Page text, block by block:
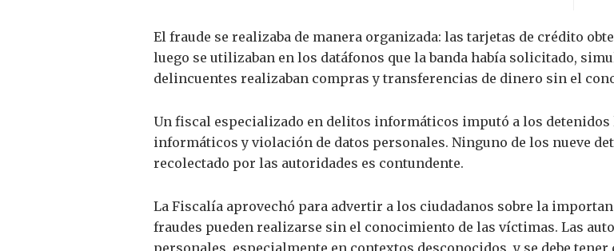
El fraude se realizaba de manera organizada: las tarjetas de crédito
luego se utilizaban en los datáfonos que la banda había solicitado,
delincuentes realizaban compras y transferencias de dinero sin el
Un fiscal especializado en delitos informáticos imputó a los
informáticos y violación de datos personales. Ninguno de los nueve
recolectado por las autoridades es contundente.
La Fiscalía aprovechó para advertir a los ciudadanos sobre la
fraudes pueden realizarse sin el conocimiento de las víctimas. Las
personales, especialmente en contextos desconocidos, y se debe